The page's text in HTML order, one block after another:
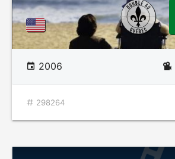
2006
298264